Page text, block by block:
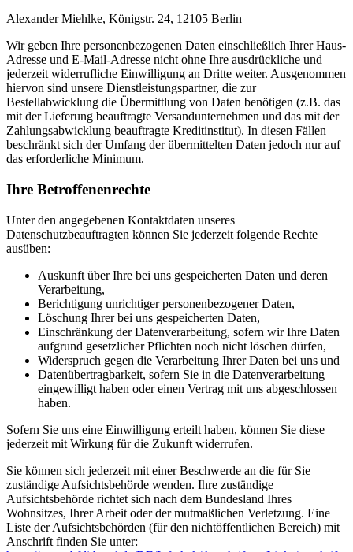
Alexander Miehlke, Königstr. 24, 12105 Berlin
Wir geben Ihre personenbezogenen Daten einschließlich Ihrer Haus-
Adresse und E-Mail-Adresse nicht ohne Ihre ausdrückliche und
jederzeit widerrufliche Einwilligung an Dritte weiter. Ausgenommen
hiervon sind unsere Dienstleistungspartner, die zur
Bestellabwicklung die Übermittlung von Daten benötigen (z.B. das
mit der Lieferung beauftragte Versandunternehmen und das mit der
Zahlungsabwicklung beauftragte Kreditinstitut). In diesen Fällen
beschränkt sich der Umfang der übermittelten Daten jedoch nur auf
das erforderliche Minimum.
Ihre Betroffenenrechte
Unter den angegebenen Kontaktdaten unseres
Datenschutzbeauftragten können Sie jederzeit folgende Rechte
ausüben:
Auskunft über Ihre bei uns gespeicherten Daten und deren
Verarbeitung,
Berichtigung unrichtiger personenbezogener Daten,
Löschung Ihrer bei uns gespeicherten Daten,
Einschränkung der Datenverarbeitung, sofern wir Ihre Daten
aufgrund gesetzlicher Pflichten noch nicht löschen dürfen,
Widerspruch gegen die Verarbeitung Ihrer Daten bei uns und
Datenübertragbarkeit, sofern Sie in die Datenverarbeitung
eingewilligt haben oder einen Vertrag mit uns abgeschlossen
haben.
Sofern Sie uns eine Einwilligung erteilt haben, können Sie diese
jederzeit mit Wirkung für die Zukunft widerrufen.
Sie können sich jederzeit mit einer Beschwerde an die für Sie
zuständige Aufsichtsbehörde wenden. Ihre zuständige
Aufsichtsbehörde richtet sich nach dem Bundesland Ihres
Wohnsitzes, Ihrer Arbeit oder der mutmaßlichen Verletzung. Eine
Liste der Aufsichtsbehörden (für den nichtöffentlichen Bereich) mit
Anschrift finden Sie unter: